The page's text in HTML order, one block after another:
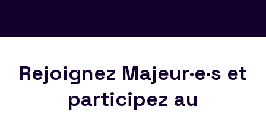
Rejoignez Majeur·e·s et
participez au